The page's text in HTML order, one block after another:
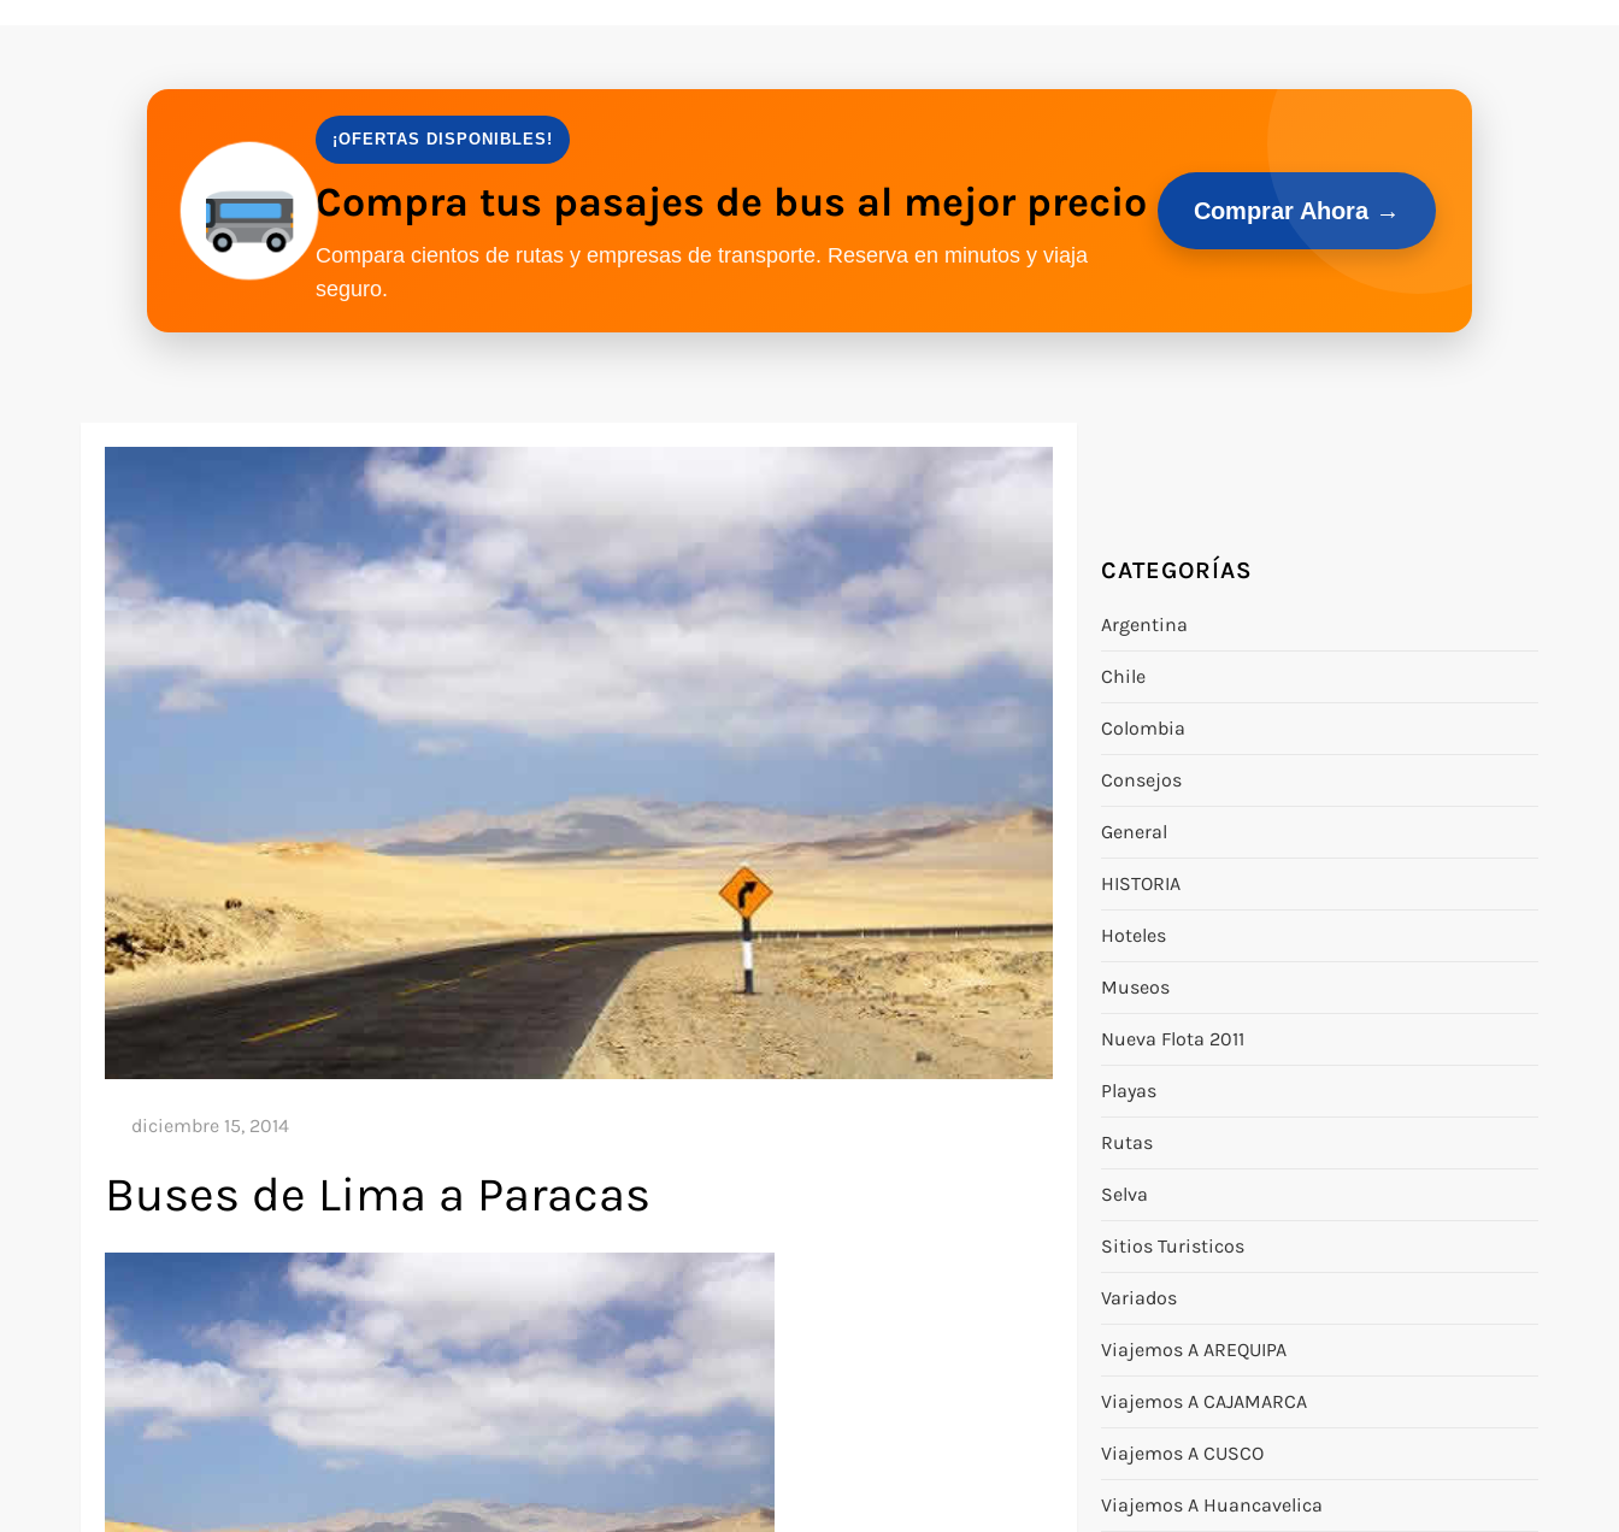
¡OFERTAS DISPONIBLES!
Compra tus pasajes de bus al mejor precio
Compara cientos de rutas y empresas de transporte. Reserva en minutos y viaja
seguro.
Comprar Ahora →
Buses de Lima a Paracas
CATEGORÍAS
Argentina
Chile
Colombia
Consejos
General
HISTORIA
Hoteles
Museos
Nueva Flota 2011
Playas
Rutas
Selva
Sitios Turisticos
Variados
Viajemos A AREQUIPA
Viajemos A CAJAMARCA
Viajemos A CUSCO
Viajemos A Huancavelica